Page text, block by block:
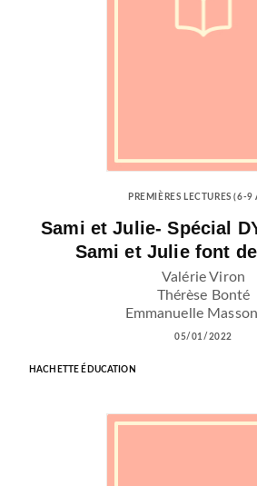
PREMIÈRES LECTURES (6-9
Sami et Julie- Spécial
Sami et Julie font
Valérie Viron
Thérèse Bonté
Emmanuelle
05/01/2022
HACHETTE ÉDUCATION